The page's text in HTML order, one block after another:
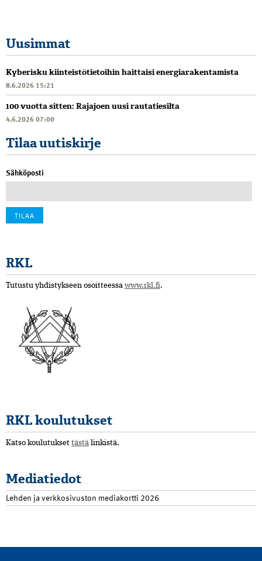
Uusimmat
Kyberisku kiinteistötietoihin haittaisi energiarakentamista
8.6.2026 15:21
100 vuotta sitten: Rajajoen uusi rautatiesilta
4.6.2026 07:00
Tilaa uutiskirje
Sähköposti
RKL
Tutustu yhdistykseen osoitteessa www.rkl.fi.
RKL koulutukset
Katso koulutukset tästä linkistä.
Mediatiedot
Lehden ja verkkosivuston mediakortti 2026